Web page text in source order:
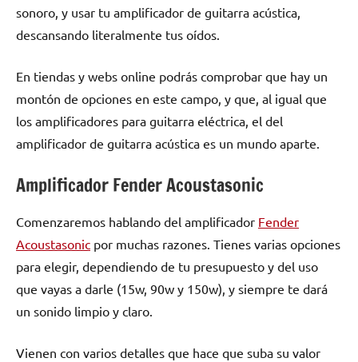
sonoro, y usar tu amplificador de guitarra acústica,
descansando literalmente tus oídos.
En tiendas y webs online podrás comprobar que hay un
montón de opciones en este campo, y que, al igual que
los amplificadores para guitarra eléctrica, el del
amplificador de guitarra acústica es un mundo aparte.
Amplificador Fender Acoustasonic
Comenzaremos hablando del amplificador Fender
Acoustasonic por muchas razones. Tienes varias opciones
para elegir, dependiendo de tu presupuesto y del uso
que vayas a darle (15w, 90w y 150w), y siempre te dará
un sonido limpio y claro.
Vienen con varios detalles que hace que suba su valor